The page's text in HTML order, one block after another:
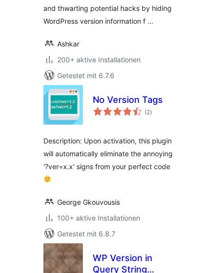
and thwarting potential hacks by hiding
WordPress version information f …
Ashkar
200+ aktive Installationen
Getestet mit 6.7.6
No Version Tags
(2Bewertungen
insgesamt
)
Description: Upon activation, this plugin
will automatically eliminate the annoying
'?ver=x.x' signs from your perfect code
George Gkouvousis
100+ aktive Installationen
Getestet mit 6.8.7
WP Version in
Query String